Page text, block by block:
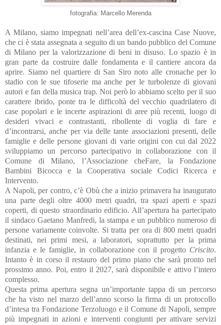
fotografia: Marcello Merenda
A Milano, siamo impegnati nell’area dell’ex-cascina Case Nuove,
che ci è stata assegnata a seguito di un bando pubblico del Comune
di Milano per la valorizzazione di beni in disuso. Lo spazio è in
gran parte da costruire dalle fondamenta e il cantiere ancora da
aprire. Siamo nel quartiere di San Siro noto alle cronache per lo
stadio con le sue tifoserie ma anche per le turbolenze di giovani
autori e fan della musica trap. Noi però lo abbiamo scelto per il suo
carattere ibrido, ponte tra le difficoltà del vecchio quadrilatero di
case popolari e le incerte aspirazioni di aree più recenti, luogo di
desideri vivaci e contrastanti, ribollente di voglia di fare e
d’incontrarsi, anche per via delle tante associazioni presenti, delle
famiglie e delle persone giovani di varie origini con cui dal 2022
sviluppiamo un percorso partecipativo in collaborazione con il
Comune di Milano, l’Associazione cheFare, la Fondazione
Bambini Bicocca e la Cooperativa sociale Codici Ricerca e
Intervento.
A Napoli, per contro, c’è Obù che a inizio primavera ha inaugurato
una parte degli oltre 4000 metri quadri, tra spazi aperti e spazi
coperti, di questo straordinario edificio. All’apertura ha partecipato
il sindaco Gaetano Manfredi, la stampa e un pubblico numeroso di
persone variamente coinvolte. Si tratta per ora di 800 metri quadri
destinati, nei primi mesi, a laboratori, soprattutto per la prima
infanzia e le famiglie, in collaborazione con il progetto Criscito.
Intanto è in corso il restauro del primo piano che sarà pronto nel
prossimo anno. Poi, entro il 2027, sarà disponibile e attivo l’intero
complesso.
Questa prima apertura segna un’importante tappa di un percorso
che ha visto nel marzo dell’anno scorso la firma di un protocollo
d’intesa tra Fondazione Terzoluogo e il Comune di Napoli, sempre
più impegnati in azioni e interventi congiunti per attivare servizi